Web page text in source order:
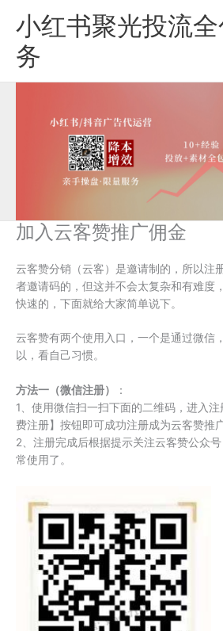
小红书聚光投流全
务
加入云客赞推广佣金
云客赞分销（云客）是邀请制的，所以注
者邀请码的，但这并不会太复杂和有难度
快速的，下面就给大家简单说下。
云客赞有两个使用入口，一个是通过微信
以，看自己习惯。
方法一（微信注册）
：
1、使用微信扫一扫下面的二维码，进入
费注册】按钮即可成功注册成为云客赞推广
2、注册完成后根据提示关注云客赞公众
常使用了。